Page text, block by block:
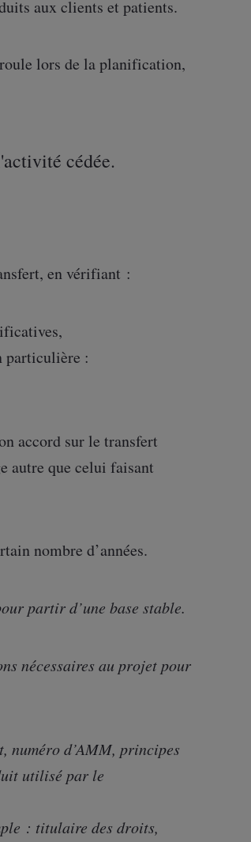
aux clients et patients.
lors de la planification,
cédée.
en vérifiant :
particulière :
accord sur le transfert
autre que celui faisant
nombre d’années.
partir d’une base stable.
nécessaires au projet pour
numéro d’AMM, principes
utilisé par le
: titulaire des droits,